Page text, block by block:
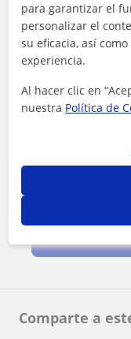
Comparte a
Al hacer clic, aceptas
para garantizar el
personalizar el
su eficacia, así
experiencia.
Al hacer clic en
nuestra Política de